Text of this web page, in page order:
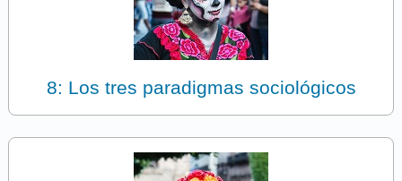
8: Los tres paradigmas sociológicos